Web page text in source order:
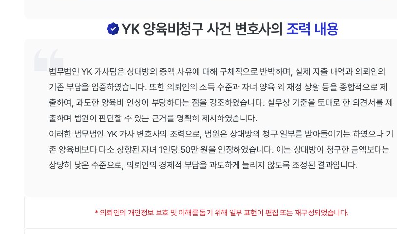
YK 양육비청구 사건 변호사의 조력 내용
법무법인 YK 가사팀은 상대방의 증액 사유에 대해 구체적으로 반박하며, 실제 지출 내역과 의뢰인의
기존 부담을 입증하였습니다. 또한 의뢰인의 소득 수준과 자녀 양육 외 재정 상황 등을 종합적으로 제
출하여, 과도한 양육비 인상이 부당하다는 점을 강조하였습니다. 실무상 기준을 토대로 한 의견서를 제
출하며 법원이 판단할 수 있는 근거를 명확히 제시하였습니다.
이러한 법무법인 YK 가사 변호사의 조력으로, 법원은 상대방의 청구 일부를 받아들이기는 하였으나 기
존 양육비보다 다소 상향된 자녀 1인당 50만 원을 인정하였습니다. 이는 상대방이 청구한 금액보다는
상당히 낮은 수준으로, 의뢰인의 경제적 부담을 과도하게 늘리지 않도록 조정된 결과입니다.
* 의뢰인의 개인정보 보호 및 이해를 돕기 위해 일부 표현이 편집 또는 재구성되었습니다.